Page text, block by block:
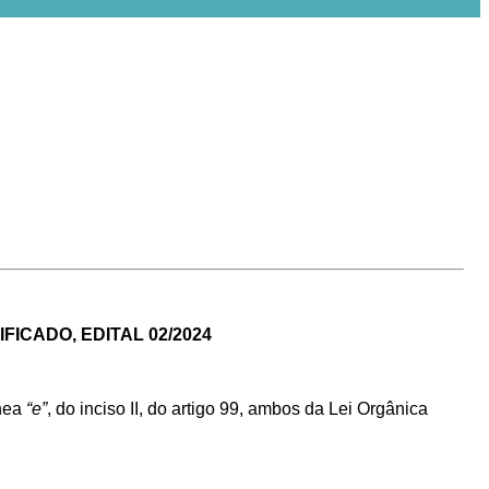
EDITAL 02/2024
“e”, do inciso II, do artigo 99, ambos da Lei Orgânica